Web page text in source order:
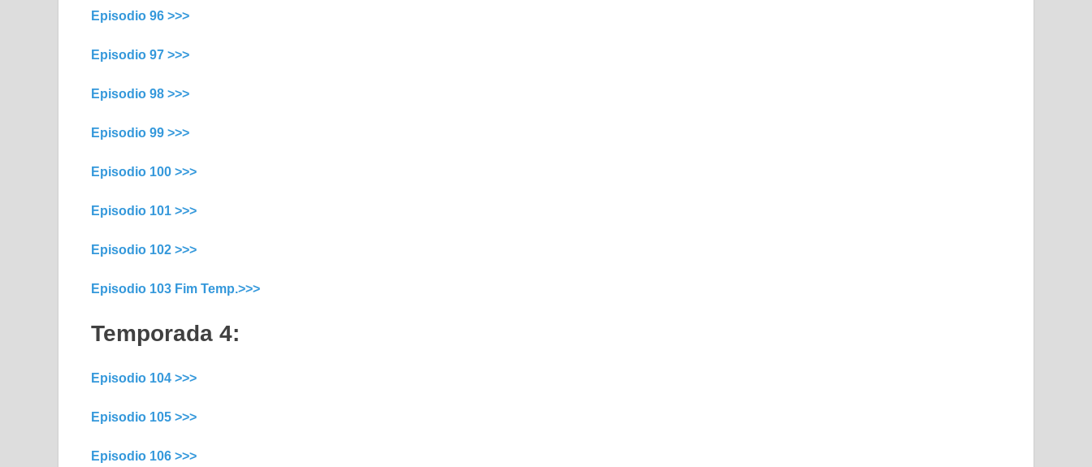
Episodio 96 >>>
Episodio 97 >>>
Episodio 98 >>>
Episodio 99 >>>
Episodio 100 >>>
Episodio 101 >>>
Episodio 102 >>>
Episodio 103 Fim Temp.>>>
Temporada 4:
Episodio 104 >>>
Episodio 105 >>>
Episodio 106 >>>